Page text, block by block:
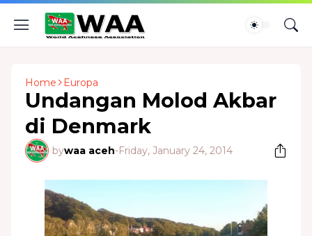
Home Europa
Undangan Molod Akbar
di Denmark
bywaa aceh-Friday, January 24, 2014